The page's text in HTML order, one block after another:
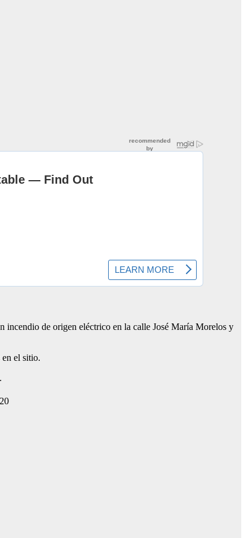
incendio de origen eléctrico en la calle José María Morelos y
en el sitio.
20